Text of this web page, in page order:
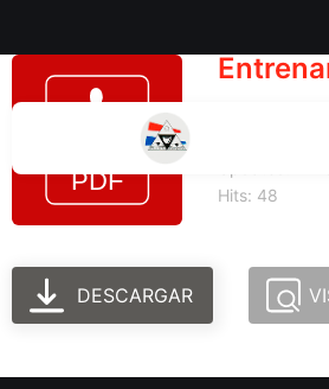
Hits: 48
DESCARGAR